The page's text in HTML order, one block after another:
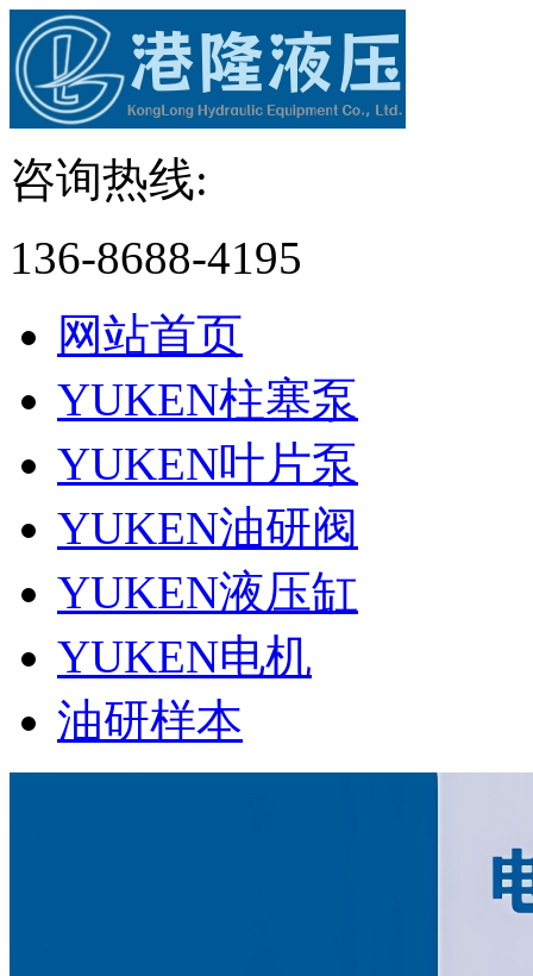
咨询热线:
136-8688-4195
网站首页
YUKEN柱塞泵
YUKEN叶片泵
YUKEN油研阀
YUKEN液压缸
YUKEN电机
油研样本